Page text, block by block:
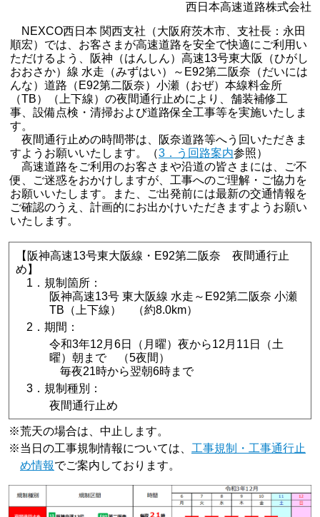
西日本高速道路株式会社
NEXCO西日本 関西支社（大阪府茨木市、支社長：永田
順宏）では、お客さまが高速道路を安全で快適にご利用い
ただけるよう、阪神（はんしん）高速13号東大阪（ひがし
おおさか）線 水走（みずはい）～E92第二阪奈（だいには
んな）道路（E92第二阪奈）小瀬（おぜ）本線料金所
（TB）（上下線）の夜間通行止めにより、舗装補修工
事、設備点検・清掃および道路保全工事等を実施いたしま
す。
夜間通行止めの時間帯は、阪奈道路等へう回いただきま
すようお願いいたします。（3．う回路案内参照）
高速道路をご利用のお客さまや沿道の皆さまには、ご不
便、ご迷惑をおかけしますが、工事へのご理解・ご協力を
お願いいたします。また、ご出発前には最新の交通情報を
ご確認のうえ、計画的にお出かけいただきますようお願い
いたします。
【阪神高速13号東大阪線・E92第二阪奈 夜間通行止
め】
1．規制箇所：
阪神高速13号 東大阪線 水走～E92第二阪奈 小瀬
TB（上下線） （約8.0km）
2．期間：
令和3年12月6日（月曜）夜から12月11日（土
曜）朝まで （5夜間）
毎夜21時から翌朝6時まで
3．規制種別：
夜間通行止め
※荒天の場合は、中止します。
※当日の工事規制情報については、 工事規制・工事通行止
め情報でご案内しております。